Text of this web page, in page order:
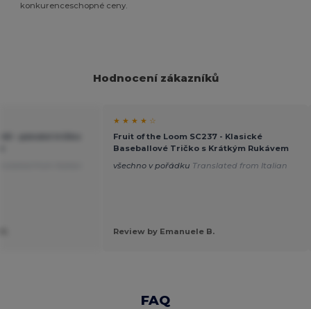
konkurenceschopné ceny.
Hodnocení zákazníků
★ ★ ★ ★ ☆
Fruit of the Loom SC237 - Klasické
Baseballové Tričko s Krátkým Rukávem
všechno v pořádku Translated from Italian
Review by Emanuele B.
FAQ